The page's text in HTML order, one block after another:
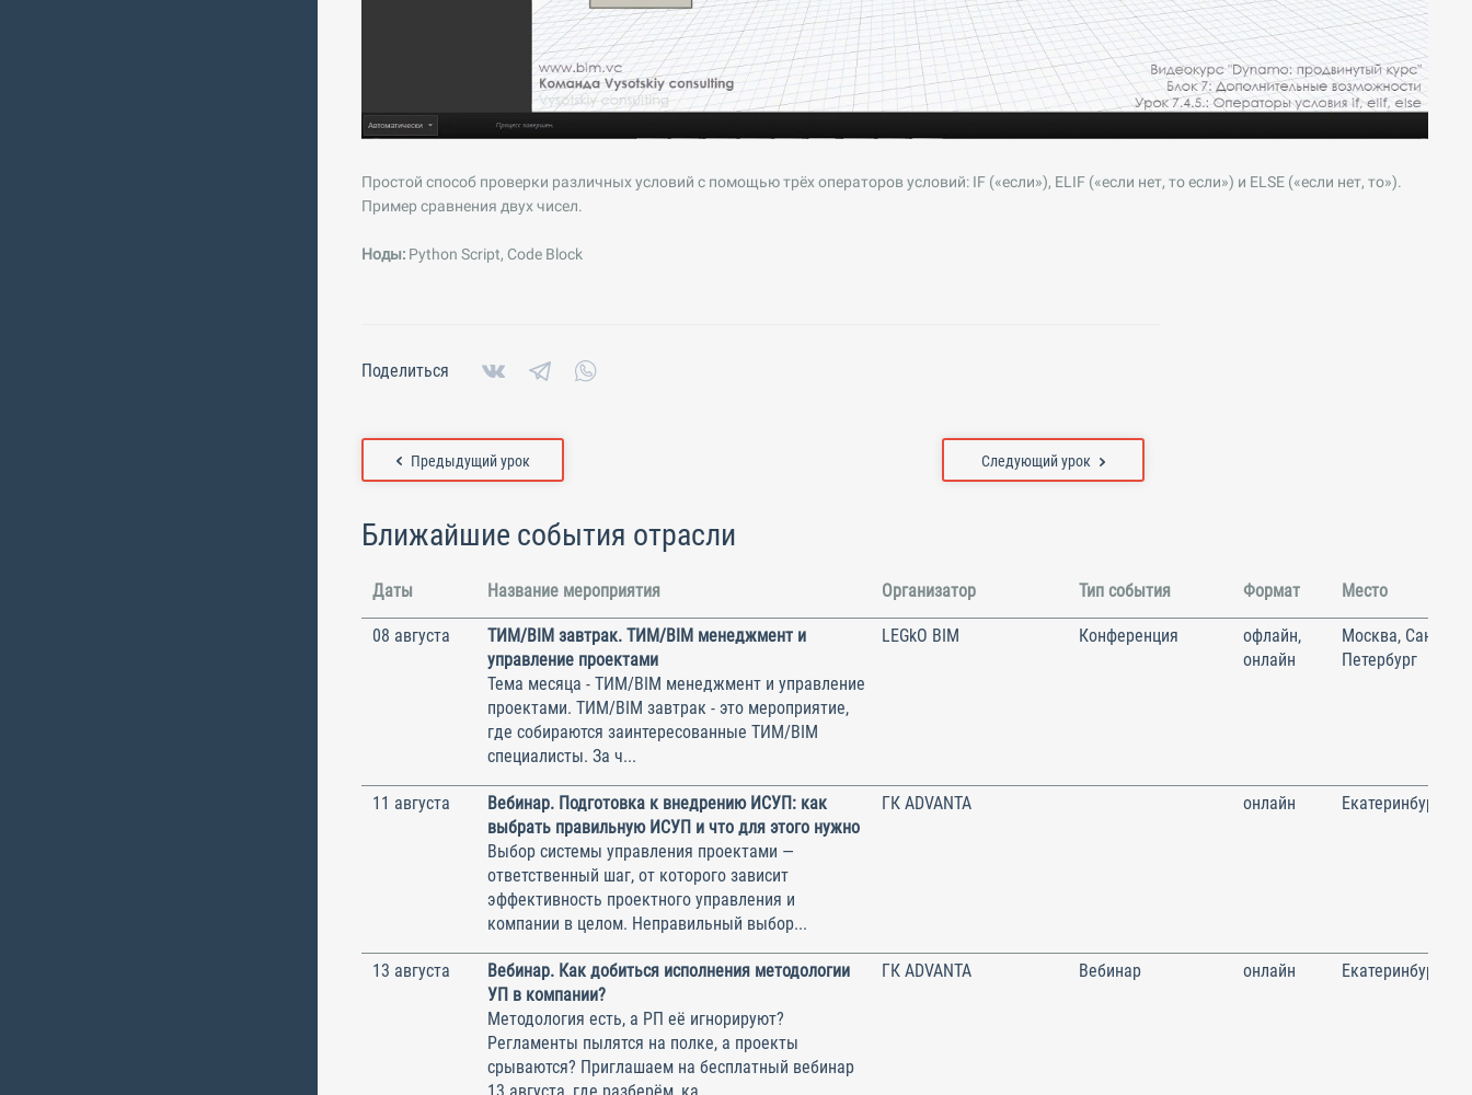
Простой способ проверки различных условий с помощью трёх операторов условий: IF («если»), ELIF («если нет, то если») и ELSE («если нет, то»).
Пример сравнения двух чисел.
Ноды: Python Script, Code Block
Поделиться
Предыдущий урок Следующий урок
Ближайшие события отрасли
Даты Название мероприятия Организатор Тип события Формат Место
08 августа
ТИМ/BIM завтрак. ТИМ/BIM менеджмент и
управление проектами
Тема месяца - ТИМ/BIM менеджмент и управление
проектами. ТИМ/BIM завтрак - это мероприятие,
где собираются заинтересованные ТИМ/BIM
специалисты. За ч...
LEGkO BIM Конференция
офлайн,
онлайн
Москва, Санкт-
Петербург
11 августа
Вебинар. Подготовка к внедрению ИСУП: как
выбрать правильную ИСУП и что для этого нужно
Выбор системы управления проектами —
ответственный шаг, от которого зависит
эффективность проектного управления и
компании в целом. Неправильный выбор...
ГК ADVANTA онлайн Екатеринбург
13 августа
Вебинар. Как добиться исполнения методологии
УП в компании?
Методология есть, а РП её игнорируют?
Регламенты пылятся на полке, а проекты
срываются? Приглашаем на бесплатный вебинар
ГК ADVANTA Вебинар онлайн Екатеринбург